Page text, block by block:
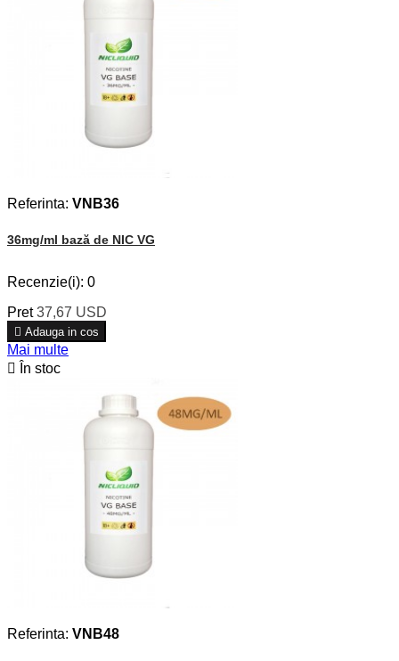
Referinta: VNB36
36mg/ml bază de NIC VG
Recenzie(i): 0
Pret 37,67 USD
 Adauga in cos
Mai multe

În stoc
Referinta: VNB48